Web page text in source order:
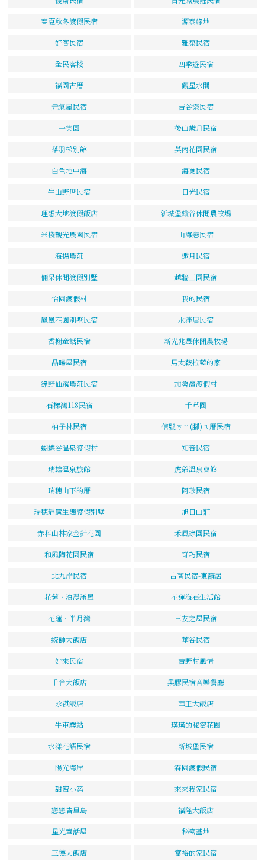
春夏秋冬渡假民宿 源泰綠地
好客民宿 雅築民宿
全民客棧 四季遊民宿
福園古厝 觀星水閣
元氣屋民宿 吉谷樂民宿
一笑園 後山歲月民宿
落羽松別館 莫內花園民宿
白色地中海 海巢民宿
牛山野厝民宿 日光民宿
理想大地渡假飯店 新城堡縱谷休閒農牧場
米棧觀光農園民宿 山海戀民宿
海揚農莊 邀月民宿
倆呆休閒渡假別墅 越牆工園民宿
怡園渡假村 我的民宿
鳳凰花園別墅民宿 水泮居民宿
香榭童話民宿 新光兆豐休閒農牧場
晶暘屋民宿 馬太鞍拉藍的家
綠野仙蹤農莊民宿 加魯灣渡假村
石梯灣118民宿 千草園
柚子林民宿 信號ㄎㄚ(腳)ㄟ厝民宿
蝴蝶谷溫泉渡假村 知音民宿
瑞雄溫泉旅館 虎爺溫泉會館
瑞穗山下的厝 阿珍民宿
瑞穗靜廬生態渡假別墅 旭日山莊
赤科山林家金針花園 禾風綠園民宿
和風陶花園民宿 奇巧民宿
北九岸民宿 古著民宿-東籬居
花蓮‧浪漫滿屋 花蓮海石生活館
花蓮‧半月灣 三友之屋民宿
統帥大飯店 華谷民宿
好來民宿 吉野村風情
千台大飯店 黑膠民宿音樂餐廳
永祺飯店 華王大飯店
牛車驛站 瑛瑛的秘密花園
水漾花語民宿 新城堡民宿
陽光海岸 霖園渡假民宿
甜蜜小築 來來我家民宿
戀戀峇里島 福隆大飯店
星光童話屋 秘密基地
三德大飯店 富裕的家民宿